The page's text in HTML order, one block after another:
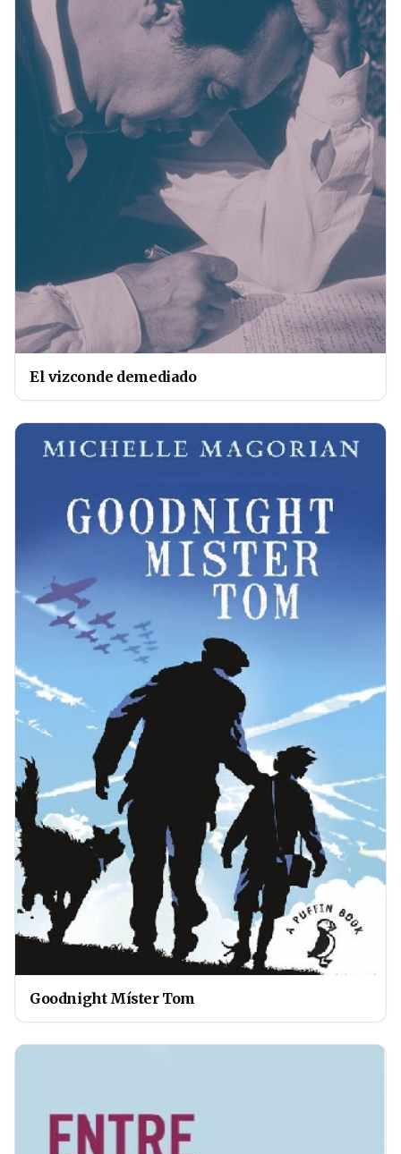
El vizconde demediado
Goodnight Míster Tom